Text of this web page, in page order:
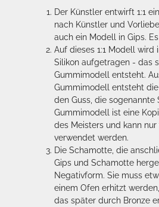
Der Künstler entwirft 1:1
nach Künstler und
auch ein Modell in Gips.
Auf dieses 1:1 Modell wird
Silikon aufgetragen - das
Gummimodell entsteht.
Gummimodell entsteht
den Guss, die sogenannte
Gummimodell ist eine
des Meisters und kann
verwendet werden.
Die Schamotte, die
Gips und Schamotte
Negativform. Sie muss
einem Ofen erhitzt
das später durch Bronze